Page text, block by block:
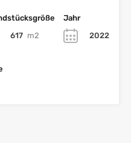
617 m2
Jahr
2022